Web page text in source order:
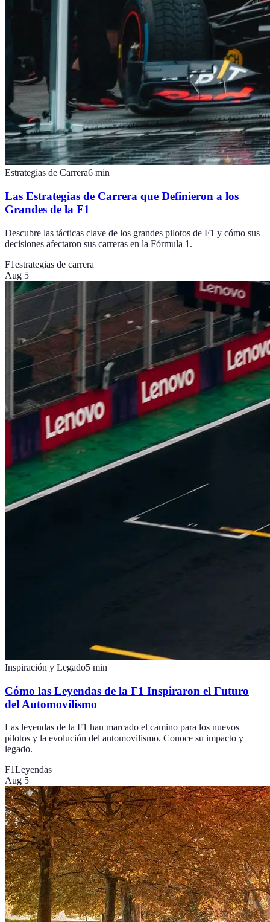
Estrategias de Carrera6 min
Las Estrategias de Carrera que Definieron a los
Grandes de la F1
Descubre las tácticas clave de los grandes pilotos de F1 y cómo sus
decisiones afectaron sus carreras en la Fórmula 1.
F1estrategias de carrera
Aug 5
Inspiración y Legado5 min
Cómo las Leyendas de la F1 Inspiraron el Futuro
del Automovilismo
Las leyendas de la F1 han marcado el camino para los nuevos
pilotos y la evolución del automovilismo. Conoce su impacto y
legado.
F1Leyendas
Aug 5